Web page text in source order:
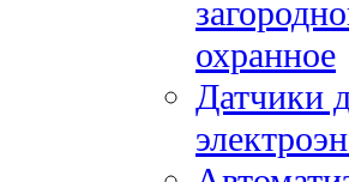
охранное
Датчики